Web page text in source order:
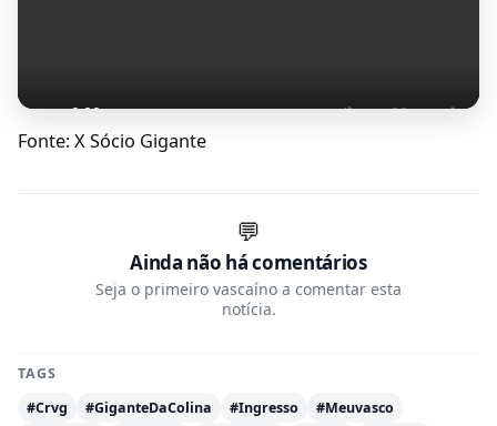
Fonte: X Sócio Gigante
💬
Ainda não há comentários
Seja o primeiro vascaíno a comentar esta
notícia.
TAGS
#Crvg
#GiganteDaColina #Ingresso
#Meuvasco